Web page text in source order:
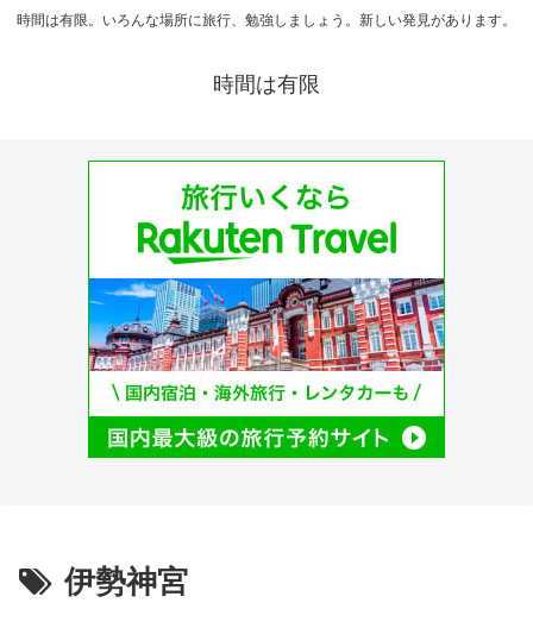
時間は有限。いろんな場所に旅行、勉強しましょう。新しい発見があります。
時間は有限
伊勢神宮